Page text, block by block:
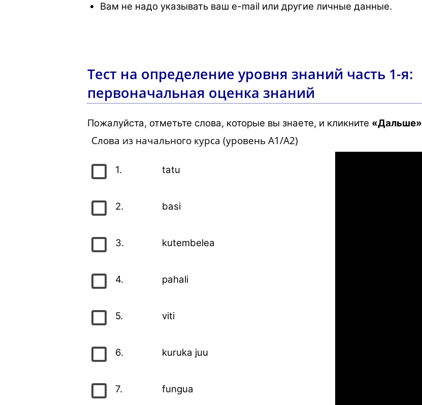
Вам не надо указывать ваш e-mail или другие личные данные.
Тест на определение уровня знаний часть 1-я:
первоначальная оценка знаний
Пожалуйста, отметьте слова, которые вы знаете, и кликните «Дальше»
Слова из начального курса (уровень А1/А2)
1. tatu
2. basi
3. kutembelea
4. pahali
5. viti
6. kuruka juu
7. fungua